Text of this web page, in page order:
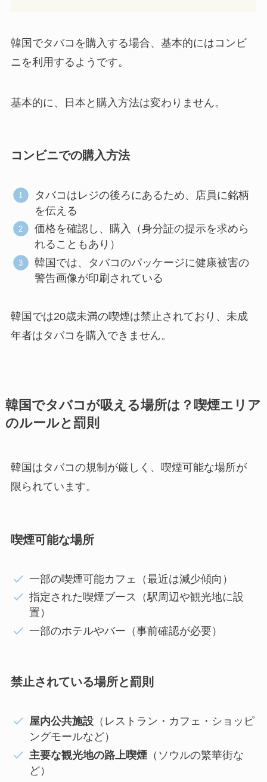
韓国でタバコを購入する場合、基本的にはコンビ
ニを利用するようです。
基本的に、日本と購入方法は変わりません。
コンビニでの購入方法
タバコはレジの後ろにあるため、店員に銘柄
を伝える
価格を確認し、購入（身分証の提示を求めら
れることもあり）
韓国では、タバコのパッケージに健康被害の
警告画像が印刷されている
韓国では20歳未満の喫煙は禁止されており、未成
年者はタバコを購入できません。
韓国でタバコが吸える場所は？喫煙エリア
のルールと罰則
韓国はタバコの規制が厳しく、喫煙可能な場所が
限られています。
喫煙可能な場所
一部の喫煙可能カフェ（最近は減少傾向）
指定された喫煙ブース（駅周辺や観光地に設
置）
一部のホテルやバー（事前確認が必要）
禁止されている場所と罰則
屋内公共施設 （レストラン・カフェ・ショッピ
ングモールなど）
主要な観光地の路上喫煙 （ソウルの繁華街な
ど）